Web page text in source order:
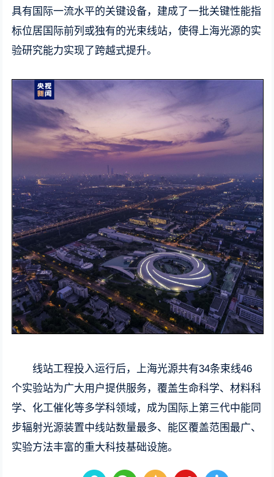
具有国际一流水平的关键设备，建成了一批关键性能指
标位居国际前列或独有的光束线站，使得上海光源的实
验研究能力实现了跨越式提升。
线站工程投入运行后，上海光源共有34条束线46
个实验站为广大用户提供服务，覆盖生命科学、材料科
学、化工催化等多学科领域，成为国际上第三代中能同
步辐射光源装置中线站数量最多、能区覆盖范围最广、
实验方法丰富的重大科技基础设施。